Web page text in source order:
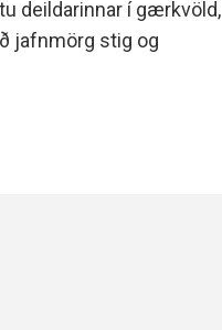
deildarinnar í gærkvöld,
jafnmörg stig og